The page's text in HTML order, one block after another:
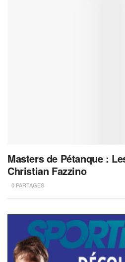
Masters de Pétanque :
Christian Fazzino
0 PARTAGES